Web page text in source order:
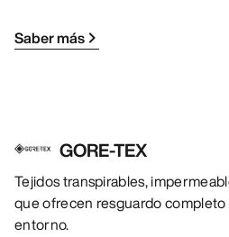
Saber más
GORE-TEX
Tejidos transpirables,
que ofrecen resguardo
entorno.